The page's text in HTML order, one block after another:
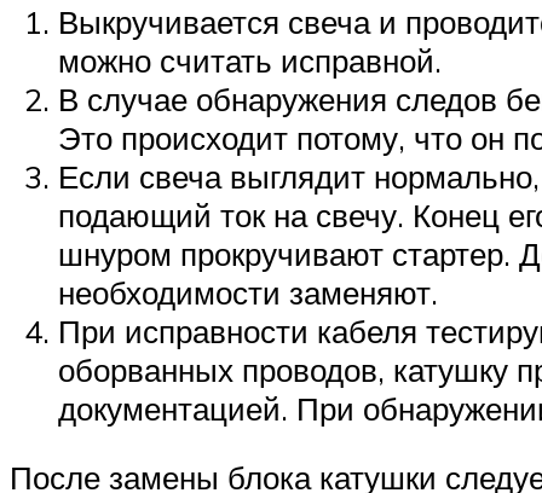
Выкручивается свеча и
можно считать исправной.
В случае обнаружения следов
Это происходит потому, что он
Если свеча выглядит
подающий ток на свечу. Конец
шнуром прокручивают стартер.
необходимости заменяют.
При исправности кабеля
оборванных проводов, катушку
документацией. При
После замены блока катушки